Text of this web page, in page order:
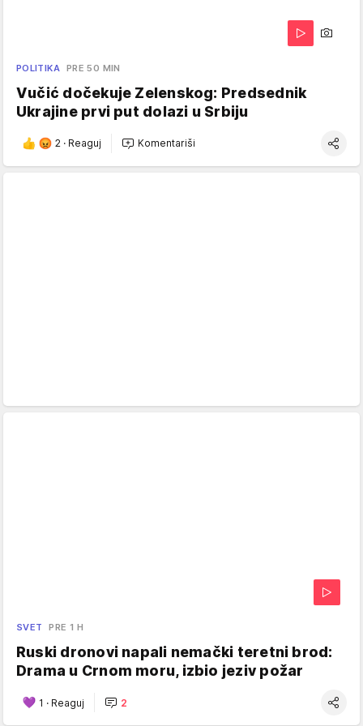
POLITIKA PRE 50 MIN
Vučić dočekuje Zelenskog: Predsednik
Ukrajine prvi put dolazi u Srbiju
2 · Reaguj Komentariši
SVET PRE 1 H
Ruski dronovi napali nemački teretni brod:
Drama u Crnom moru, izbio jeziv požar
1 · Reaguj 2